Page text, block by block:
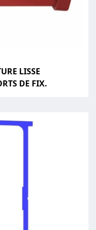
LISSE
DE FIX.